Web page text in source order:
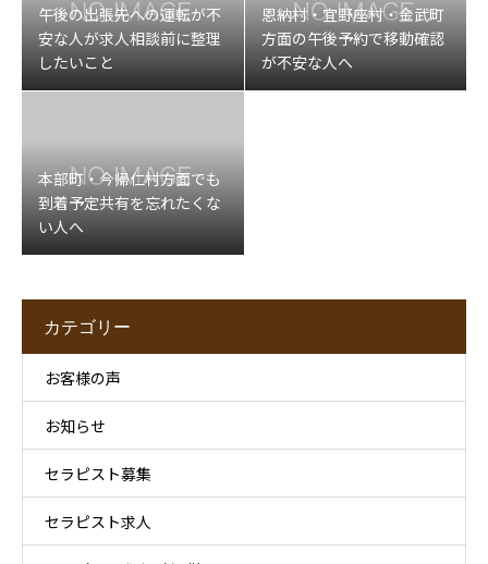
午後の出張先への運転が不
安な人が求人相談前に整理
したいこと
恩納村・宜野座村・金武町
方面の午後予約で移動確認
が不安な人へ
本部町・今帰仁村方面でも
到着予定共有を忘れたくな
い人へ
カテゴリー
お客様の声
お知らせ
セラピスト募集
セラピスト求人